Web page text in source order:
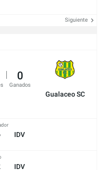
Siguiente
0
Ganados
Gualaceo SC
IDV
IDV